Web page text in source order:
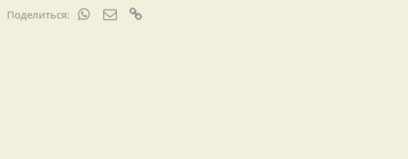
Поделиться: WhatsAppЭлектронная почта